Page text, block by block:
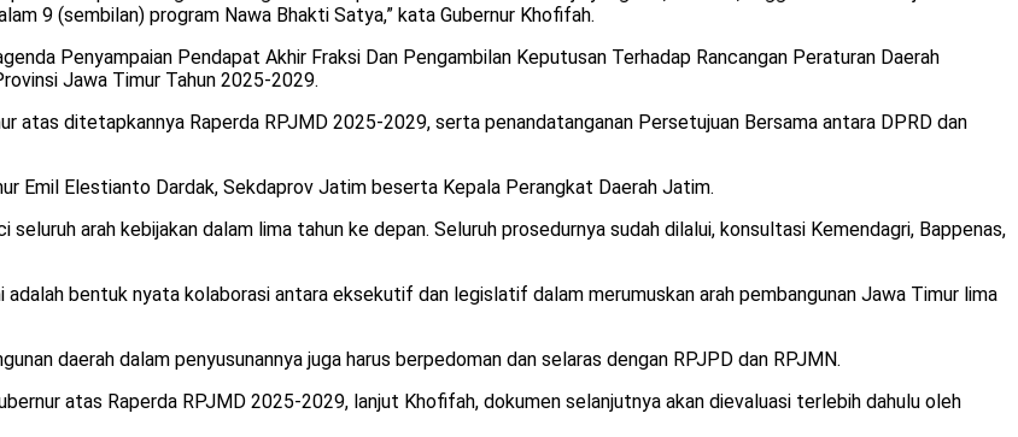
9 (sembilan) program Nawa Bhakti Satya,” kata Gubernur Khofifah.
Penyampaian Pendapat Akhir Fraksi Dan Pengambilan Keputusan Terhadap Rancangan Peraturan Daerah
Jawa Timur Tahun 2025-2029.
atas ditetapkannya Raperda RPJMD 2025-2029, serta penandatanganan Persetujuan Bersama antara DPRD dan
Emil Elestianto Dardak, Sekdaprov Jatim beserta Kepala Perangkat Daerah Jatim.
arah kebijakan dalam lima tahun ke depan. Seluruh prosedurnya sudah dilalui, konsultasi Kemendagri, Bappenas,
bentuk nyata kolaborasi antara eksekutif dan legislatif dalam merumuskan arah pembangunan Jawa Timur lima
daerah dalam penyusunannya juga harus berpedoman dan selaras dengan RPJPD dan RPJMN.
atas Raperda RPJMD 2025-2029, lanjut Khofifah, dokumen selanjutnya akan dievaluasi terlebih dahulu oleh